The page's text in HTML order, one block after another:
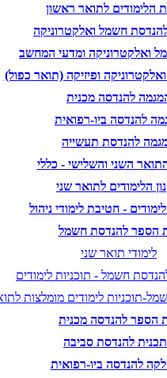
הלימודים לתואר ראשון
חשמל ואלקטרוניקה
ואלקטרוניקה ומדעי המחשב
ופיזיקה (תואר כפול)
להנדסה מכנית
להנדסה ביו-רפואית
להנדסת תעשייה
התואר השני והשלישי - כללי
הלימודים לתואר שני
- חטיבת לימודי ניהול
הספר להנדסת חשמל
לימודי תואר שני
חשמל - תוכניות לימודים
תוכניות לימודים מומלצות
הספר להנדסה מכנית
להנדסת סביבה
להנדסה ביו-רפואית